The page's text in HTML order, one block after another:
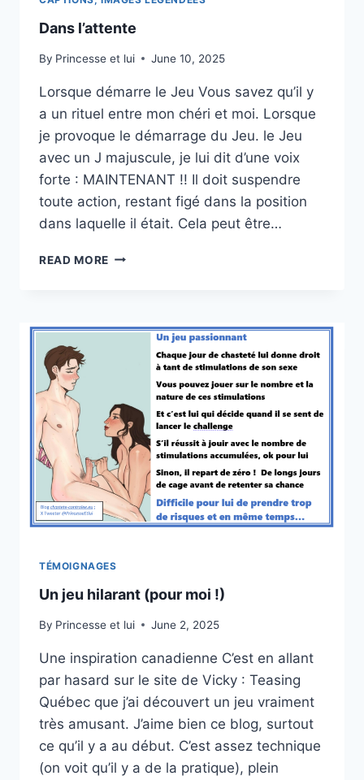
Dans l’attente
By Princesse et lui June 10, 2025
Lorsque démarre le Jeu Vous savez qu’il y
a un rituel entre mon chéri et moi. Lorsque
je provoque le démarrage du Jeu. le Jeu
avec un J majuscule, je lui dit d’une voix
forte : MAINTENANT !! Il doit suspendre
toute action, restant figé dans la position
dans laquelle il était. Cela peut être…
READ MORE DANS
TÉMOIGNAGES
Un jeu hilarant (pour moi !)
By Princesse et lui June 2, 2025
Une inspiration canadienne C’est en allant
par hasard sur le site de Vicky : Teasing
Québec que j’ai découvert un jeu vraiment
très amusant. J’aime bien ce blog, surtout
ce qu’il y a au début. C’est assez technique
(on voit qu’il y a de la pratique), plein